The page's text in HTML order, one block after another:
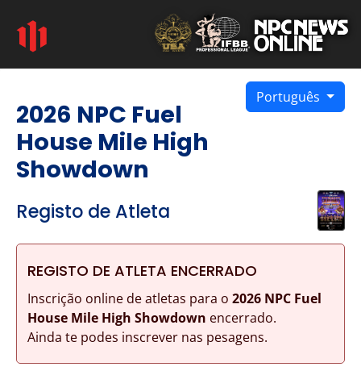
Português
2026 NPC Fuel
House Mile High
Showdown
Registo de Atleta
REGISTO DE ATLETA ENCERRADO
Inscrição online de atletas para o 2026 NPC Fuel
House Mile High Showdown encerrado.
Ainda te podes inscrever nas pesagens.